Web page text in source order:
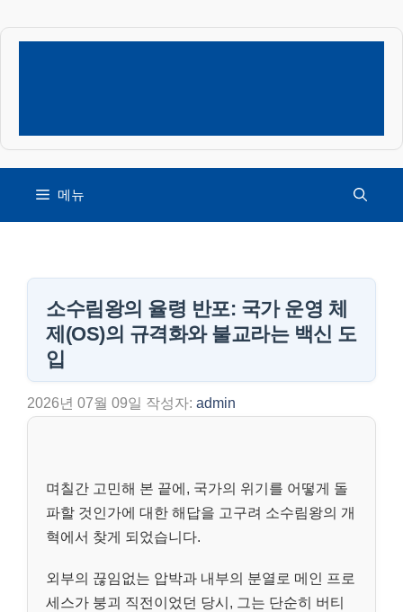
컨
너
뛰
메뉴
소수림왕의 율령 반포: 국가 운영 체
제(OS)의 규격화와 불교라는 백신 도
입
2026년 07월 09일 작성자: admin
며칠간 고민해 본 끝에, 국가의 위기를 어떻게 돌
파할 것인가에 대한 해답을 고구려 소수림왕의 개
혁에서 찾게 되었습니다.
외부의 끊임없는 압박과 내부의 분열로 메인 프로
세스가 붕괴 직전이었던 당시, 그는 단순히 버티